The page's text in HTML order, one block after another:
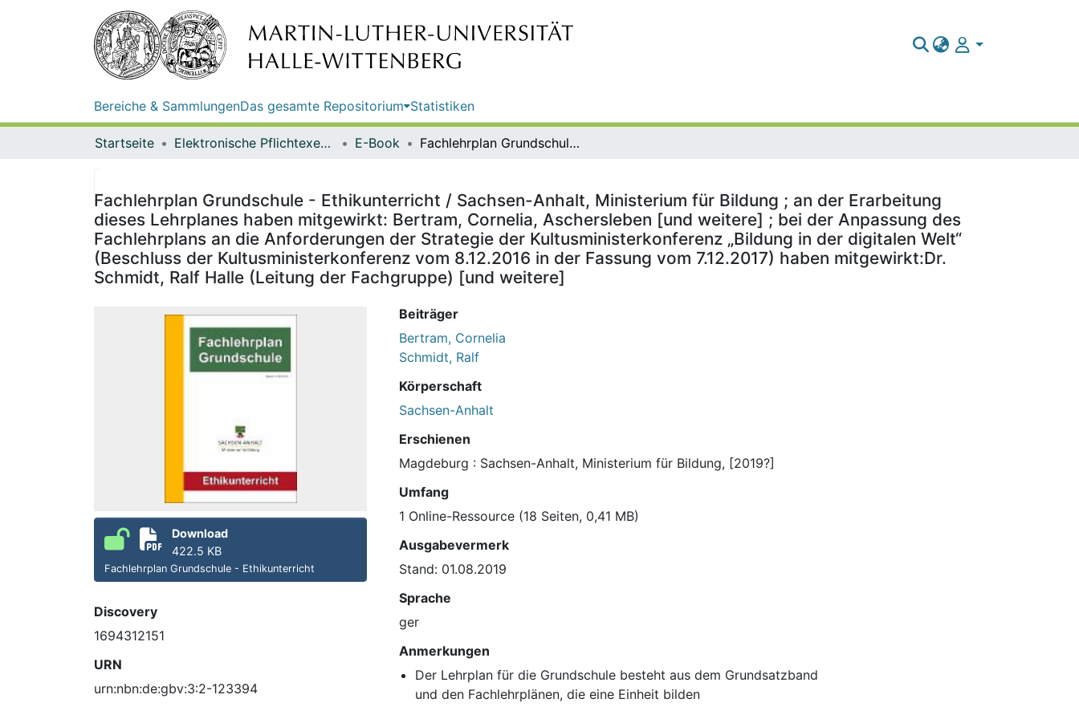
Bereiche & SammlungenDas gesamte Repositorium Statistiken
Startseite Elektronische Pflichtexemplare E-Book Fachlehrplan Grundschule - Ethikunterricht / Sachsen-Anhalt, Ministerium für Bildung ; an der Erarbeitung dieses Lehrplanes haben mitgewirkt: Bertram, Cornelia, Aschersleben [und weitere] ; bei der Anpassung des Fachlehrplans an die Anforderungen der Strategie der Kultusministerkonferenz „Bildung in der digitalen Welt“ (Beschluss der Kultusministerkonferenz vom 8.12.2016 in der Fassung vom 7.12.2017) haben mitgewirkt:Dr. Schmidt, Ralf Halle (Leitung der Fachgruppe) [und weitere]
Fachlehrplan Grundschule - Ethikunterricht / Sachsen-Anhalt, Ministerium für Bildung ; an der Erarbeitung
dieses Lehrplanes haben mitgewirkt: Bertram, Cornelia, Aschersleben [und weitere] ; bei der Anpassung des
Fachlehrplans an die Anforderungen der Strategie der Kultusministerkonferenz „Bildung in der digitalen Welt“
(Beschluss der Kultusministerkonferenz vom 8.12.2016 in der Fassung vom 7.12.2017) haben mitgewirkt:Dr.
Schmidt, Ralf Halle (Leitung der Fachgruppe) [und weitere]
Download
422.5 KB
Fachlehrplan Grundschule - Ethikunterricht
Discovery
1694312151
URN
urn:nbn:de:gbv:3:2-123394
Beiträger
Bertram, Cornelia
Schmidt, Ralf
Körperschaft
Sachsen-Anhalt
Erschienen
Magdeburg : Sachsen-Anhalt, Ministerium für Bildung, [2019?]
Umfang
1 Online-Ressource (18 Seiten, 0,41 MB)
Ausgabevermerk
Stand: 01.08.2019
Sprache
ger
Anmerkungen
Der Lehrplan für die Grundschule besteht aus dem Grundsatzband
und den Fachlehrplänen, die eine Einheit bilden